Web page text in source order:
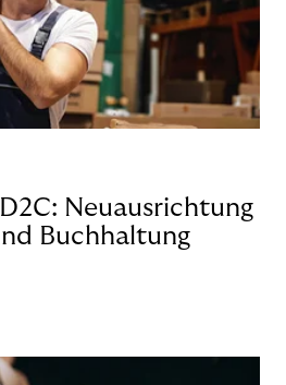
Neuausrichtung
Buchhaltung